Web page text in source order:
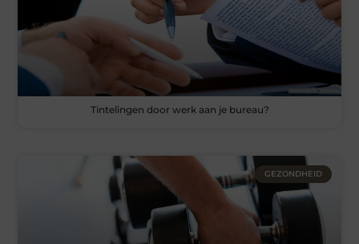
Tintelingen door werk aan je bureau?
GEZONDHEID